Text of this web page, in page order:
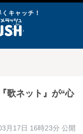
キャッチ！
歌ネット』が“心
月17日 16時23分 公開